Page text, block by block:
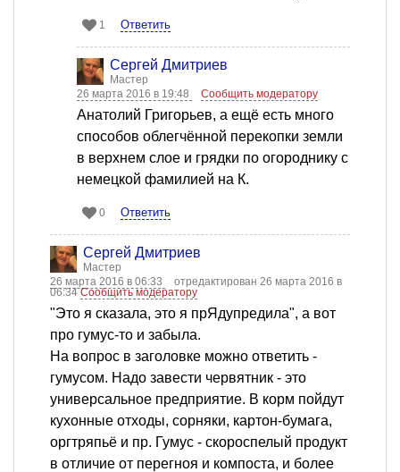
1 Ответить
Сергей Дмитриев
Мастер
26 марта 2016 в 19:48
Сообщить модератору
Анатолий Григорьев, а ещё есть много
способов облегчённой перекопки земли
в верхнем слое и грядки по огороднику с
немецкой фамилией на К.
0 Ответить
Сергей Дмитриев
Мастер
26 марта 2016 в 06:33
отредактирован 26 марта 2016 в
06:34Сообщить модератору
"Это я сказала, это я прЯдупредила", а вот
про гумус-то и забыла.
На вопрос в заголовке можно ответить -
гумусом. Надо завести червятник - это
универсальное предприятие. В корм пойдут
кухонные отходы, сорняки, картон-бумага,
оргтряпьё и пр. Гумус - скороспелый продукт
в отличие от перегноя и компоста, и более